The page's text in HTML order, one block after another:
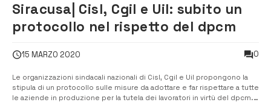
Siracusa| Cisl, Cgil e Uil: subito un
protocollo nel rispetto del dpcm
15 MARZO 2020 0
Le organizzazioni sindacali nazionali di Cisl, Cgil e Uil propongono la
stipula di un protocollo sulle misure da adottare e far rispettare a tutte
le aziende in produzione per la tutela dei lavoratori in virtù del dpcm.